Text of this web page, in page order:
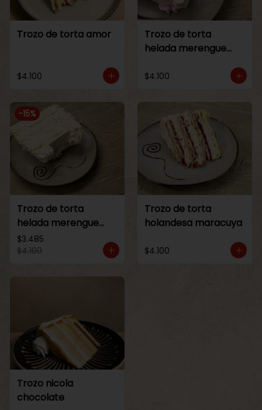
Trozo de torta amor
$4.100
Trozo de torta
helada merengue
$4.100
-15%
Trozo de torta
helada merengue
lucuma
$3.485
$4.100
Trozo de torta
holandesa maracuya
$4.100
Trozo nicola
chocolate